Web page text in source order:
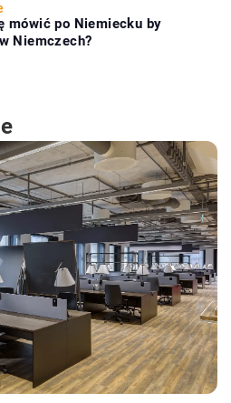
mówić po Niemiecku by
Niemczech?